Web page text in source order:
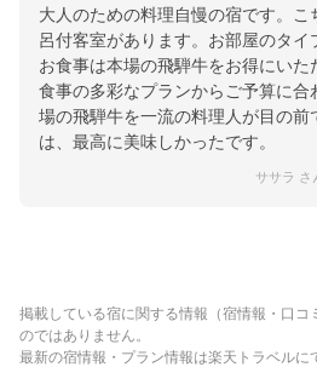
大人のための料理自慢の宿です。
呂付客室があります。お部屋のタイ
お食事は本場の飛騨牛をお得にいた
食事の多彩なプランからご予算に合
場の飛騨牛を一流の料理人が目の
は、最高に美味しかったです。
ササラ さ
掲載している宿に関する情報（宿情報・口コ
のではありません。
最新の宿情報・プラン情報は楽天トラベルに